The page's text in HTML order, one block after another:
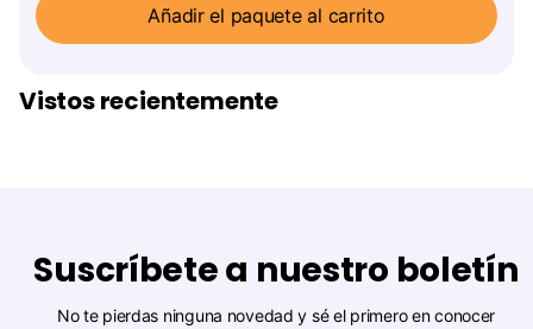
Añadir el paquete al carrito
Vistos recientemente
Suscríbete a nuestro boletín
No te pierdas ninguna novedad y sé el primero en conocer